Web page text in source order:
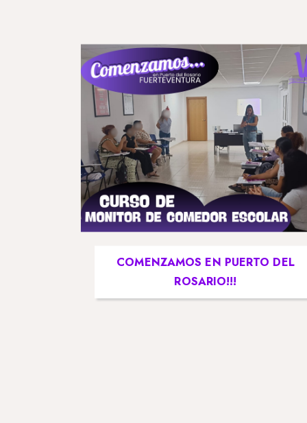
COMENZAMOS EN PUERTO DEL
ROSARIO!!!